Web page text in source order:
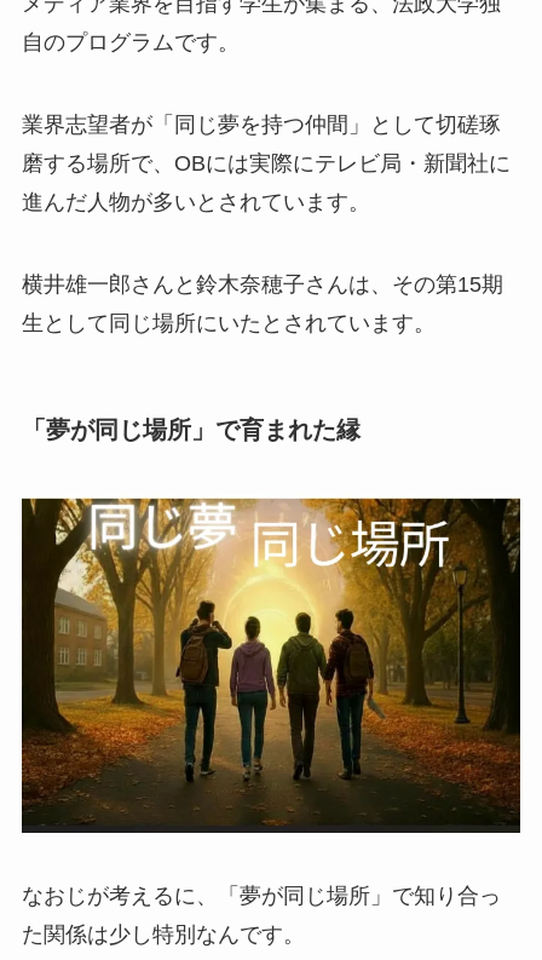
自のプログラムです。
業界志望者が「同じ夢を持つ仲間」として切磋琢
磨する場所で、OBには実際にテレビ局・新聞社に
進んだ人物が多いとされています。
横井雄一郎さんと鈴木奈穂子さんは、その第15期
生として同じ場所にいたとされています。
「夢が同じ場所」で育まれた縁
なおじが考えるに、「夢が同じ場所」で知り合っ
た関係は少し特別なんです。